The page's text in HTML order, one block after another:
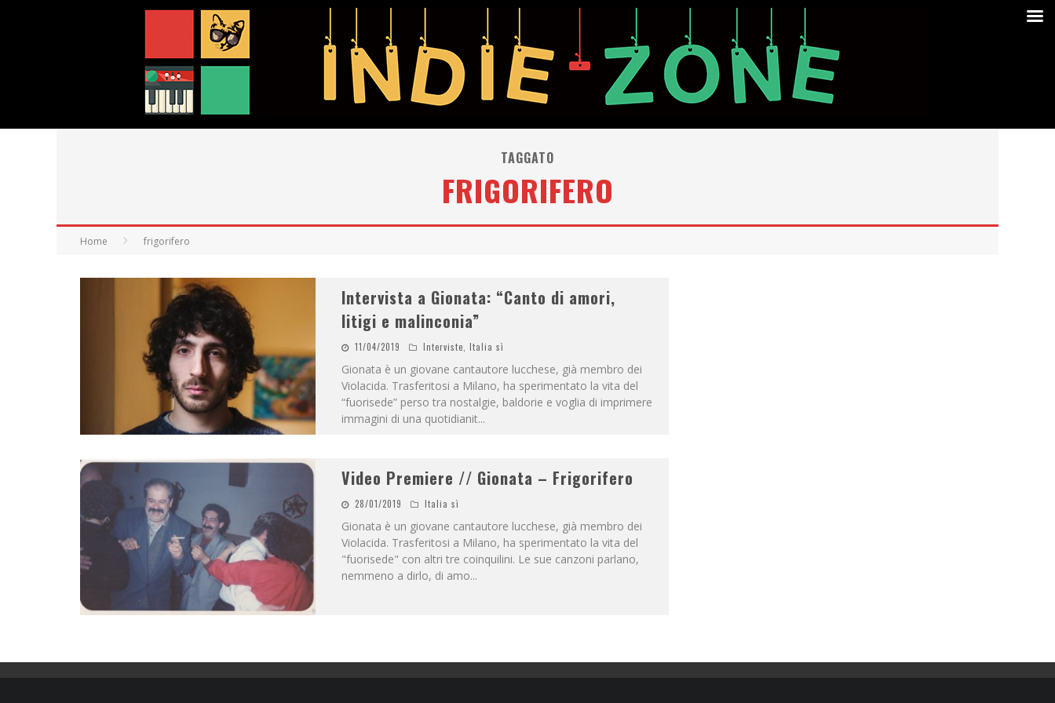
TAGGATO
FRIGORIFERO
Home frigorifero
Intervista a Gionata: “Canto di amori,
litigi e malinconia”
11/04/2019 Interviste Italia sì
Gionata è un giovane cantautore lucchese, già membro dei
Violacida. Trasferitosi a Milano, ha sperimentato la vita del
“fuorisede” perso tra nostalgie, baldorie e voglia di imprimere
immagini di una quotidianit...
Video Premiere // Gionata – Frigorifero
28/01/2019 Italia sì
Gionata è un giovane cantautore lucchese, già membro dei
Violacida. Trasferitosi a Milano, ha sperimentato la vita del
"fuorisede" con altri tre coinquilini. Le sue canzoni parlano,
nemmeno a dirlo, di amo...